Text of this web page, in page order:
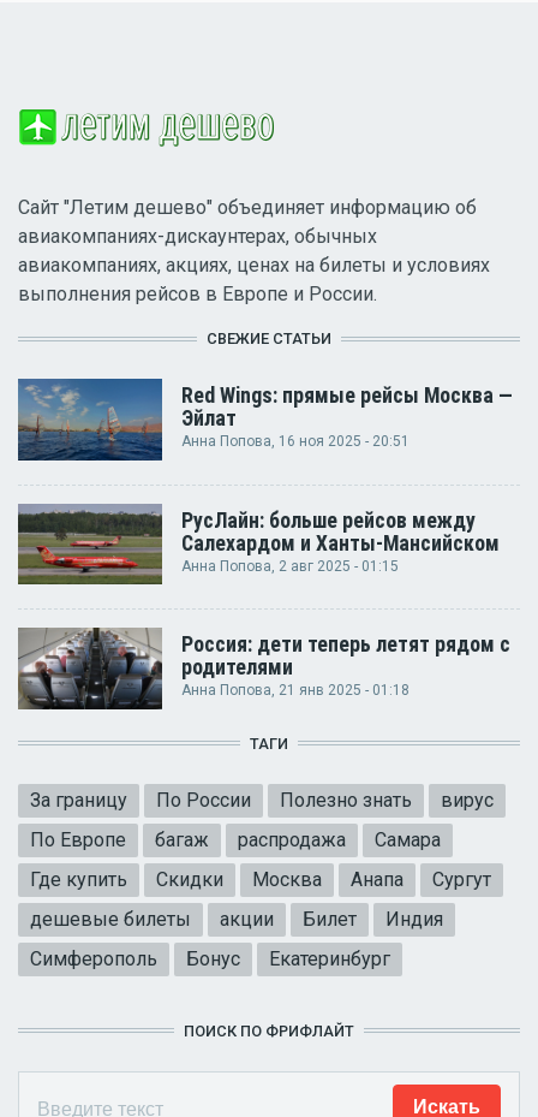
Сайт "Летим дешево" объединяет информацию об
авиакомпаниях-дискаунтерах, обычных
авиакомпаниях, акциях, ценах на билеты и условиях
выполнения рейсов в Европе и России.
СВЕЖИЕ СТАТЬИ
Red Wings: прямые рейсы Москва —
Эйлат
Анна Попова, 16 ноя 2025 - 20:51
РусЛайн: больше рейсов между
Салехардом и Ханты-Мансийском
Анна Попова , 2 авг 2025 - 01:15
Россия: дети теперь летят рядом с
родителями
Анна Попова, 21 янв 2025 - 01:18
ТАГИ
За границу По России Полезно знать
вирус
По Европе
багаж распродажа
Самара
Где купить
Скидки Москва Анапа
Сургут
дешевые билеты
акции Билет
Индия
Симферополь
Бонус Екатеринбург
ПОИСК ПО ФРИФЛАЙТ